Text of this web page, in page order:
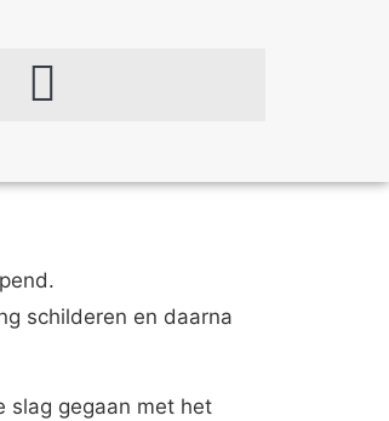
schilderen en daarna
slag gegaan met het